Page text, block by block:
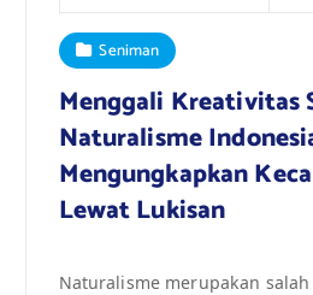
Seniman
Menggali Kreativitas
Naturalisme
Mengungkapkan
Lewat Lukisan
Naturalisme merupakan